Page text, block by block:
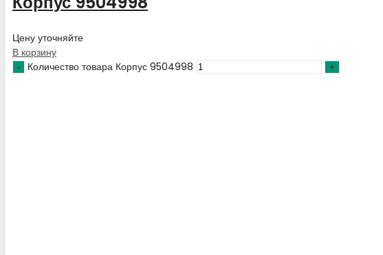
Цену уточняйте
В корзину
Количество товара Корпус 9504998